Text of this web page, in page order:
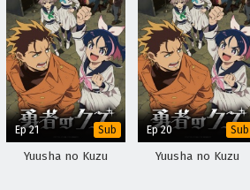
Ep 21 Sub
Yuusha no Kuzu
Ep 20 Sub
Yuusha no Kuzu